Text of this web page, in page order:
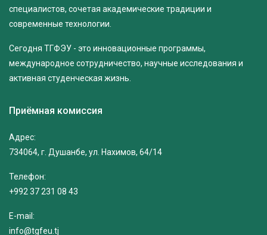
специалистов, сочетая академические традиции и
современные технологии.
Сегодня ТГФЭУ - это инновационные программы,
международное сотрудничество, научные исследования и
активная студенческая жизнь.
Приёмная комиссия
Адрес:
734064, г. Душанбе, ул. Нахимов, 64/14
Телефон:
+992 37 231 08 43
E-mail:
info@tgfeu.tj